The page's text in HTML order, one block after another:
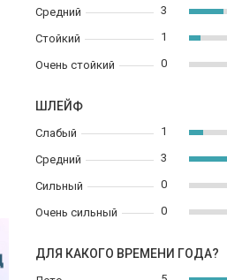
Средний
Стойкий
Очень стойкий
3
1
0
ШЛЕЙФ
Слабый
Средний
Сильный
Очень сильный
1
3
0
0
ДЛЯ КАКОГО ВРЕМЕНИ ГОДА?